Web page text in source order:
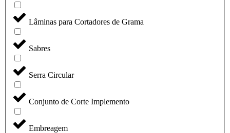
Lâminas para Cortadores de Grama
Sabres
Serra Circular
Conjunto de Corte Implemento
Embreagem